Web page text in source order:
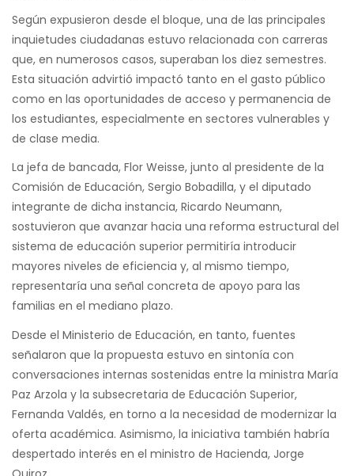
Según expusieron desde el bloque, una de las principales
inquietudes ciudadanas estuvo relacionada con carreras
que, en numerosos casos, superaban los diez semestres.
Esta situación advirtió impactó tanto en el gasto público
como en las oportunidades de acceso y permanencia de
los estudiantes, especialmente en sectores vulnerables y
de clase media.
La jefa de bancada, Flor Weisse, junto al presidente de la
Comisión de Educación, Sergio Bobadilla, y el diputado
integrante de dicha instancia, Ricardo Neumann,
sostuvieron que avanzar hacia una reforma estructural del
sistema de educación superior permitiría introducir
mayores niveles de eficiencia y, al mismo tiempo,
representaría una señal concreta de apoyo para las
familias en el mediano plazo.
Desde el Ministerio de Educación, en tanto, fuentes
señalaron que la propuesta estuvo en sintonía con
conversaciones internas sostenidas entre la ministra María
Paz Arzola y la subsecretaria de Educación Superior,
Fernanda Valdés, en torno a la necesidad de modernizar la
oferta académica. Asimismo, la iniciativa también habría
despertado interés en el ministro de Hacienda, Jorge